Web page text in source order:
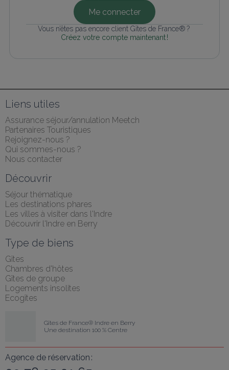
Me connecter
Vous n’êtes pas encore client Gîtes de France® ?
Créez votre compte maintenant !
Liens utiles
Assurance séjour/annulation Meetch
Partenaires Touristiques
Rejoignez-nous ?
Qui sommes-nous ?
Nous contacter
Découvrir
Séjour thématique
Les destinations phares
Les villes à visiter dans l'Indre
Découvrir l'Indre en Berry
Type de biens
Gîtes
Chambres d'hôtes
Gîtes de groupe
Logements insolites
Ecogîtes
Gîtes de France® Indre en Berry
Une destination 100 % Centre
Agence de réservation :